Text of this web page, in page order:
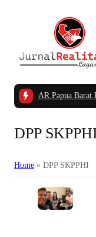
PIDAR Papua Barat
DPP
Home » DPP SKPPHI